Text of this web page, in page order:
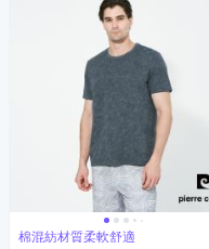
棉混紡材質柔軟舒適